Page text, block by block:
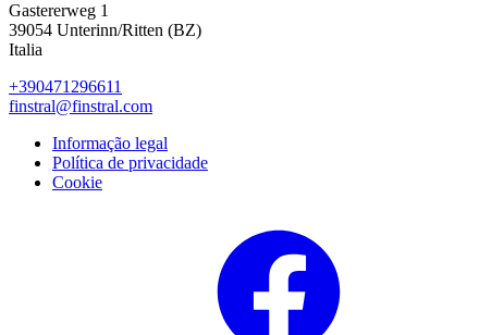
Gastererweg 1
39054 Unterinn/Ritten (BZ)
Italia
+390471296611
finstral@finstral.com
Informação legal
Política de privacidade
Cookie